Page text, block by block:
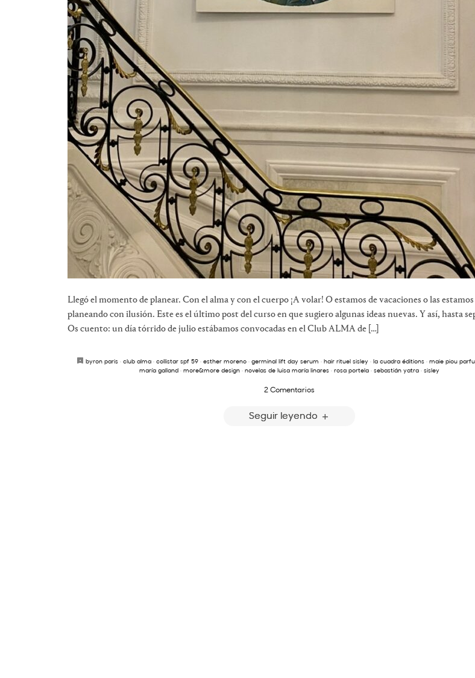
Llegó el momento de planear. Con el alma y con el cuerpo ¡A volar! O estamos de vacaciones o las estamos
planeando con ilusión. Este es el último post del curso en que sugiero algunas ideas nuevas. Y así, hasta
Os cuento: un día tórrido de julio estábamos convocadas en el Club ALMA de […]
byron paris· club alma· collistar spf 59· esther moreno· germinal lift day serum · hair rituel sisley· la cuadra éditions· maie piou
maría galland · more&more design · novelas de luisa maría linares · rosa portela · sebastián yatra · sisley
2 Comentarios
Seguir leyendo